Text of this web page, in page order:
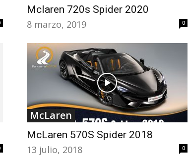
Mclaren 720s Spider 2020
8 marzo, 2019
0
McLaren
McLaren 570S Spider 2018
13 julio, 2018
0